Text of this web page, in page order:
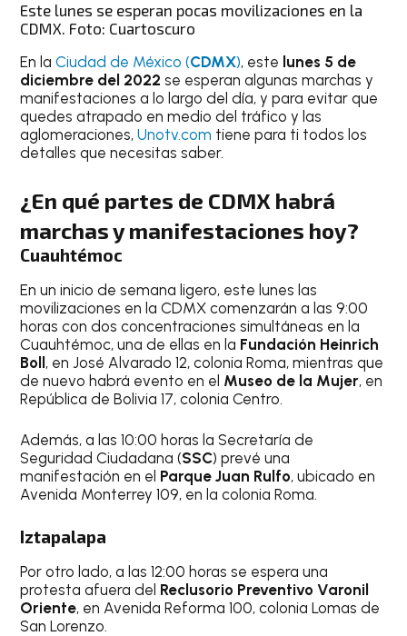
Este lunes se esperan pocas movilizaciones en la
CDMX. Foto: Cuartoscuro
En laCiudad de México (CDMX), este lunes 5 de
diciembre del 2022 se esperan algunas marchas y
manifestaciones a lo largo del día, y para evitar que
quedes atrapado en medio del tráfico y las
aglomeraciones,Unotv.com tiene para ti todos los
detalles que necesitas saber.
¿En qué partes de CDMX habrá
marchas y manifestaciones hoy?
Cuauhtémoc
En un inicio de semana ligero, este lunes las
movilizaciones en la CDMX comenzarán a las 9:00
horas con dos concentraciones simultáneas en la
Cuauhtémoc, una de ellas en la Fundación Heinrich
Boll, en José Alvarado 12, colonia Roma, mientras que
de nuevo habrá evento en el Museo de la Mujer, en
República de Bolivia 17, colonia Centro.
Además, a las 10:00 horas la Secretaría de
Seguridad Ciudadana (SSC) prevé una
manifestación en el Parque Juan Rulfo, ubicado en
Avenida Monterrey 109, en la colonia Roma.
Iztapalapa
Por otro lado, a las 12:00 horas se espera una
protesta afuera del Reclusorio Preventivo Varonil
Oriente, en Avenida Reforma 100, colonia Lomas de
San Lorenzo.